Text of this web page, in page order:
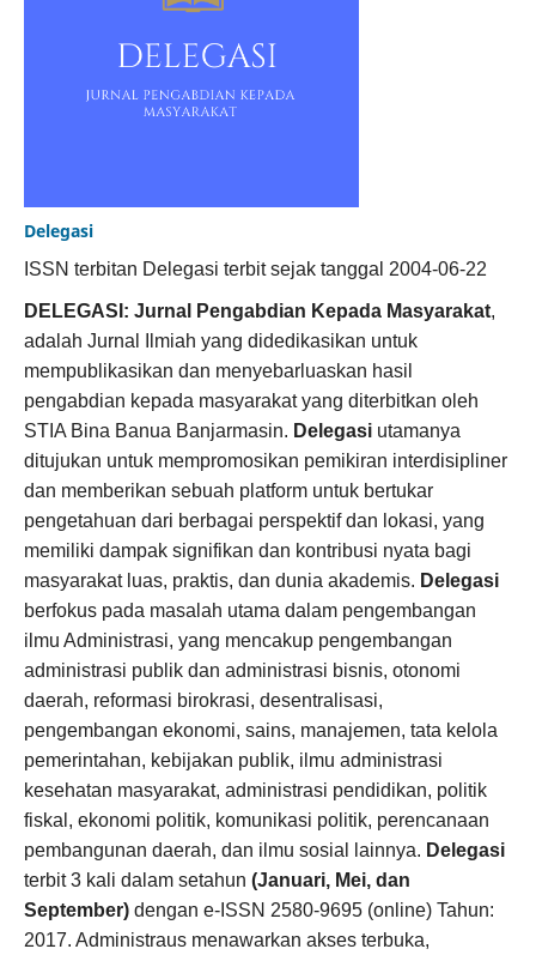
Delegasi
ISSN terbitan Delegasi terbit sejak tanggal 2004-06-22
DELEGASI: Jurnal Pengabdian Kepada Masyarakat,
adalah Jurnal Ilmiah yang didedikasikan untuk
mempublikasikan dan menyebarluaskan hasil
pengabdian kepada masyarakat yang diterbitkan oleh
STIA Bina Banua Banjarmasin. Delegasiutamanya
ditujukan untuk mempromosikan pemikiran interdisipliner
dan memberikan sebuah platform untuk bertukar
pengetahuan dari berbagai perspektif dan lokasi, yang
memiliki dampak signifikan dan kontribusi nyata bagi
masyarakat luas, praktis, dan dunia akademis. Delegasi
berfokus pada masalah utama dalam pengembangan
ilmu Administrasi, yang mencakup pengembangan
administrasi publik dan administrasi bisnis, otonomi
daerah, reformasi birokrasi, desentralisasi,
pengembangan ekonomi, sains, manajemen, tata kelola
pemerintahan, kebijakan publik, ilmu administrasi
kesehatan masyarakat, administrasi pendidikan, politik
fiskal, ekonomi politik, komunikasi politik, perencanaan
pembangunan daerah, dan ilmu sosial lainnya. Delegasi
terbit 3 kali dalam setahun (Januari, Mei, dan
September)dengan e-ISSN 2580-9695 (online) Tahun:
2017. Administraus menawarkan akses terbuka,